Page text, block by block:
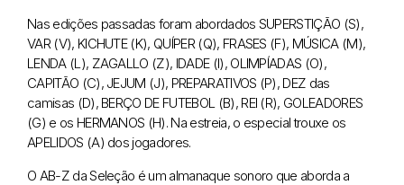
Nas edições passadas foram abordados SUPERSTIÇÃO (S),
VAR (V), KICHUTE (K), QUÍPER (Q), FRASES (F), MÚSICA (M),
LENDA (L), ZAGALLO (Z), IDADE (I), OLIMPÍADAS (O),
CAPITÃO (C), JEJUM (J), PREPARATIVOS (P), DEZ das
camisas (D), BERÇO DE FUTEBOL (B), REI (R), GOLEADORES
(G) e os HERMANOS (H). Na estreia, o especial trouxe os
APELIDOS (A) dos jogadores.
O AB-Z da Seleção é um almanaque sonoro que aborda a